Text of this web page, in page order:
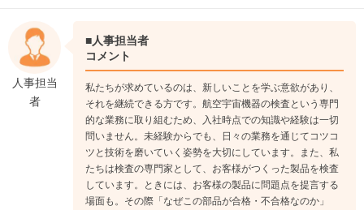
《入社8年目》
非破壊検査や三次元測定など、高度な資格やスキルを身につけ
たスペシャリストとして活躍。また、本人の希望や適性によ
り、検査プランの検討や他部門との調整を行うスタッフ業務へ
進む道もあります。
人事担当
者
■人事担当者
コメント
私たちが求めているのは、新しいことを学ぶ意欲があり、
それを継続できる方です。航空宇宙機器の検査という専門
的な業務に取り組むため、入社時点での知識や経験は一切
問いません。未経験からでも、日々の業務を通じてコツコ
ツと技術を磨いていく姿勢を大切にしています。また、私
たちは検査の専門家として、お客様がつくった製品を検査
しています。ときには、お客様の製品に問題点を提言する
場面も。その際「なぜこの部品が合格・不合格なのか」